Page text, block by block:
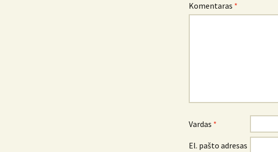
Komentaras *
Vardas *
El. pašto adresas